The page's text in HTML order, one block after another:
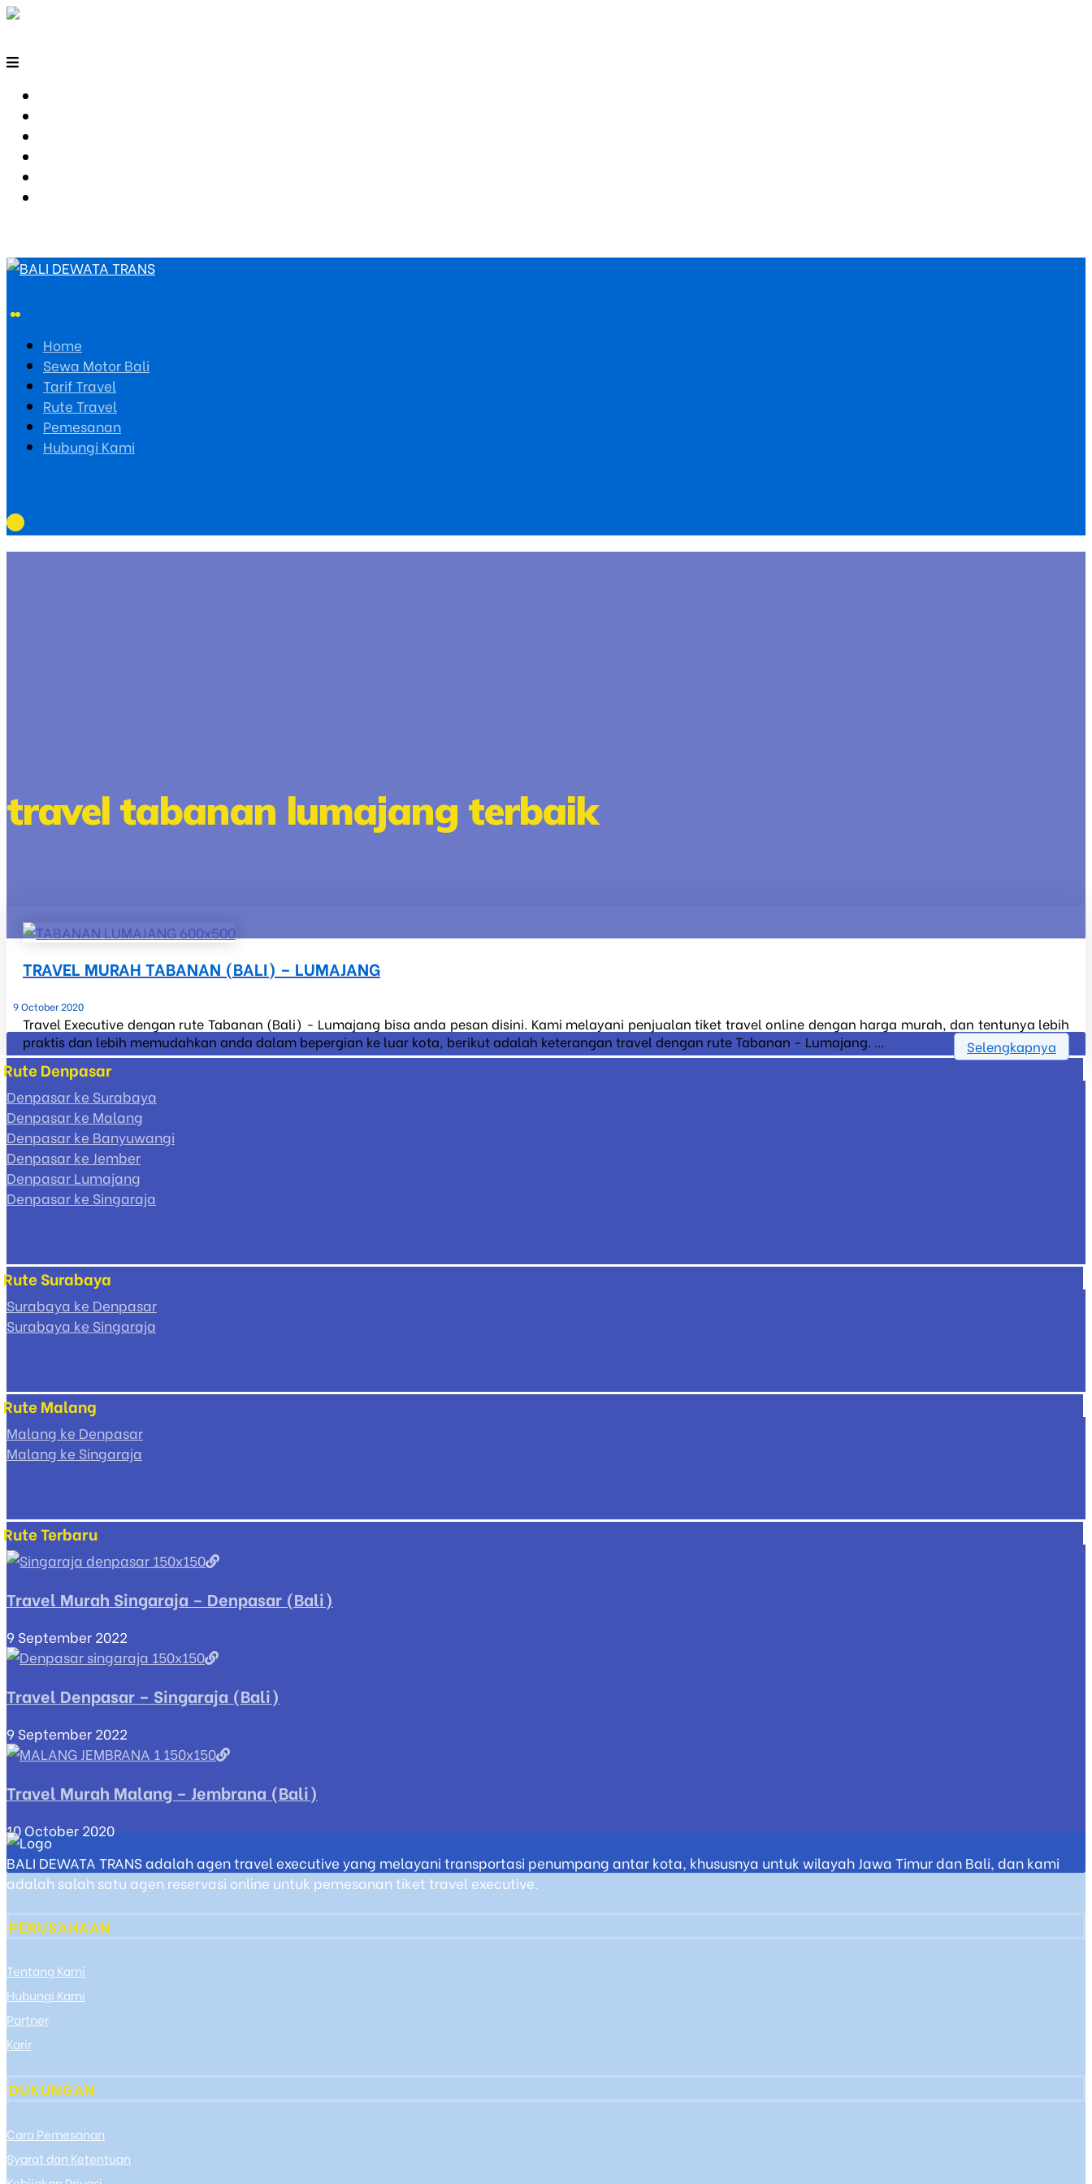
Home
Sewa Motor Bali
Tarif Travel
Rute Travel
Pemesanan
Hubungi Kami
travel tabanan lumajang terbaik
TRAVEL MURAH TABANAN (BALI) – LUMAJANG
9 October 2020
Travel Executive dengan rute Tabanan (Bali) - Lumajang bisa anda pesan disini. Kami melayani penjualan tiket travel online dengan harga murah, dan tentunya lebih
praktis dan lebih memudahkan anda dalam bepergian ke luar kota, berikut adalah keterangan travel dengan rute Tabanan - Lumajang. ...
Selengkapnya
Rute Denpasar
Denpasar ke Surabaya
Denpasar ke Malang
Denpasar ke Banyuwangi
Denpasar ke Jember
Denpasar Lumajang
Denpasar ke Singaraja
Rute Surabaya
Surabaya ke Denpasar
Surabaya ke Singaraja
Rute Malang
Malang ke Denpasar
Malang ke Singaraja
Rute Terbaru
Travel Murah Singaraja – Denpasar (Bali)
9 September 2022
Travel Denpasar – Singaraja (Bali)
9 September 2022
Travel Murah Malang – Jembrana (Bali)
10 October 2020
BALI DEWATA TRANS adalah agen travel executive yang melayani transportasi penumpang antar kota, khususnya untuk wilayah Jawa Timur dan Bali, dan kami
adalah salah satu agen reservasi online untuk pemesanan tiket travel executive.
PERUSAHAAN
Tentang Kami
Hubungi Kami
Partner
Karir
DUKUNGAN
Cara Pemesanan
Syarat dan Ketentuan